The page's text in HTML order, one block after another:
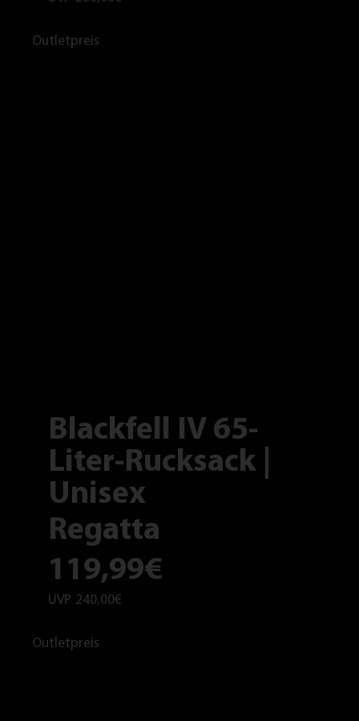
Blackfell IV 65-
Liter-Rucksack |
Unisex
Regatta
119,99€
UVP 240,00€
Outletpreis
Outletpreis